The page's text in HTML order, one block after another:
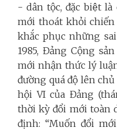
- dân tộc, đặc biệt là
mới thoát khỏi
khắc phục những
1985, Đảng Cộng
mới nhận thức lý
đường quá độ lên
hội VI của Đảng
thời kỳ đổi mới toàn
định:“Muốn đổi